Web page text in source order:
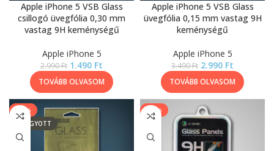
Apple iPhone 5 VSB Glass
csillogó üvegfólia 0,30 mm
vastag 9H keménységű
Apple iPhone 5
2.990Ft 1.490 Ft
TOVÁBB OLVASOM
Apple iPhone 5 VSB Glass
üvegfólia 0,15 mm vastag 9H
keménységű
Apple iPhone 5
3.490Ft 2.990 Ft
TOVÁBB OLVASOM
-20%
ELFOGYOTT
-14%